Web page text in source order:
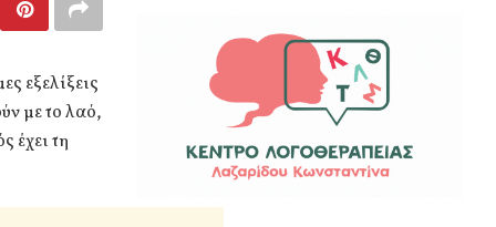
εξελίξεις
με το λαό,
έχει τη